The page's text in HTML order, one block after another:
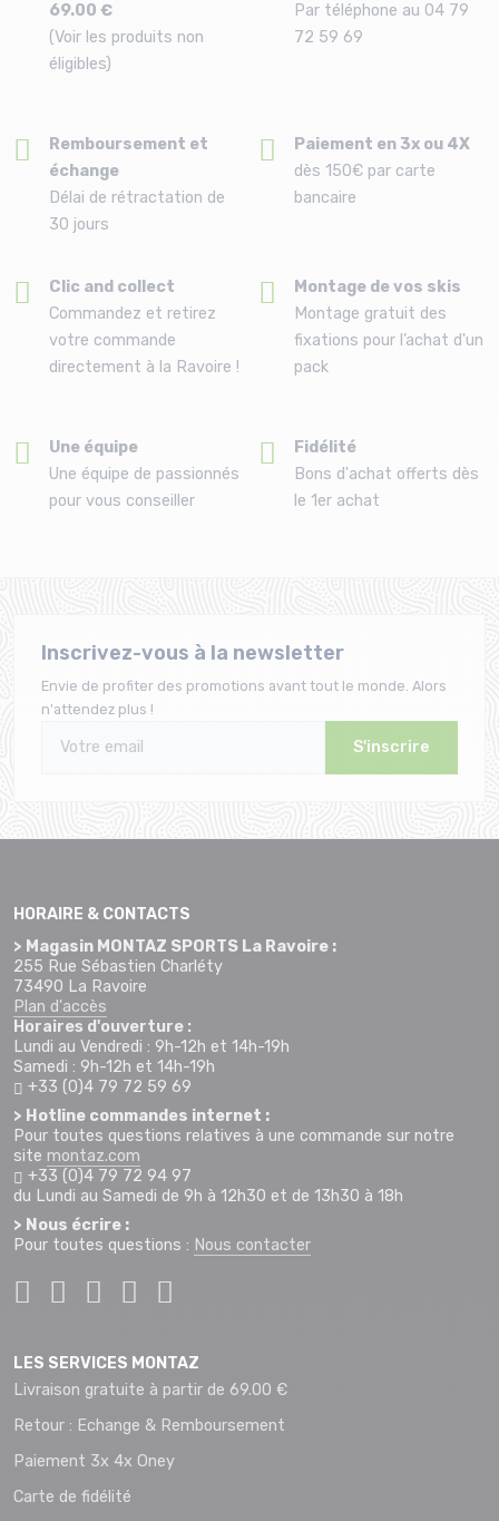
69.00 €
(Voir les produits non
éligibles)
Par téléphone au 04 79
72 59 69
Remboursement et
échange
Délai de rétractation de
30 jours
Paiement en 3x ou 4X
dès 150€ par carte
bancaire
Clic and collect
Commandez et retirez
votre commande
directement à la Ravoire !
Montage de vos skis
Montage gratuit des
fixations pour l’achat d'un
pack
Une équipe
Une équipe de passionnés
pour vous conseiller
Fidélité
Bons d'achat offerts dès
le 1er achat
Inscrivez-vous à la newsletter
Envie de profiter des promotions avant tout le monde. Alors
n'attendez plus !
S'inscrire
HORAIRE & CONTACTS
> Magasin MONTAZ SPORTS La Ravoire :
255 Rue Sébastien Charléty
73490 La Ravoire
Plan d'accès
Horaires d'ouverture :
Lundi au Vendredi : 9h-12h et 14h-19h
Samedi : 9h-12h et 14h-19h
+33 (0)4 79 72 59 69
> Hotline commandes internet :
Pour toutes questions relatives à une commande sur notre
site montaz.com
+33 (0)4 79 72 94 97
du Lundi au Samedi de 9h à 12h30 et de 13h30 à 18h
> Nous écrire :
Pour toutes questions : Nous contacter
LES SERVICES MONTAZ
Livraison gratuite à partir de 69.00 €
Retour : Echange & Remboursement
Paiement 3x 4x Oney
Carte de fidélité